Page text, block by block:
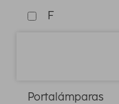
F
Portalámparas